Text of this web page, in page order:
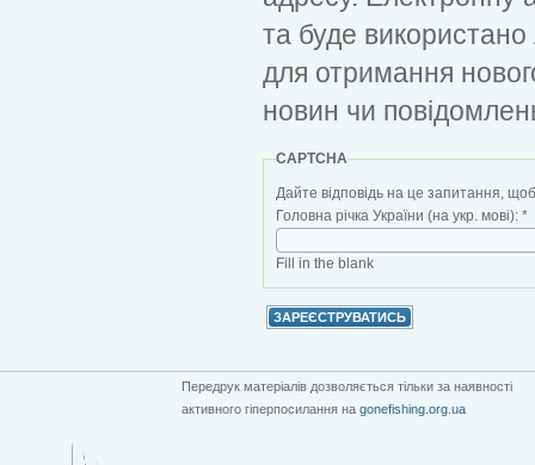
та буде
для отримання
новин чи
CAPTCHA
Дайте відповідь на це запитання,
Головна річка України (на укр. мові): *
Fill in the blank
Передрук матеріалів дозволяється тільки за наявності
активного гіперпосилання на gonefishing.org.ua